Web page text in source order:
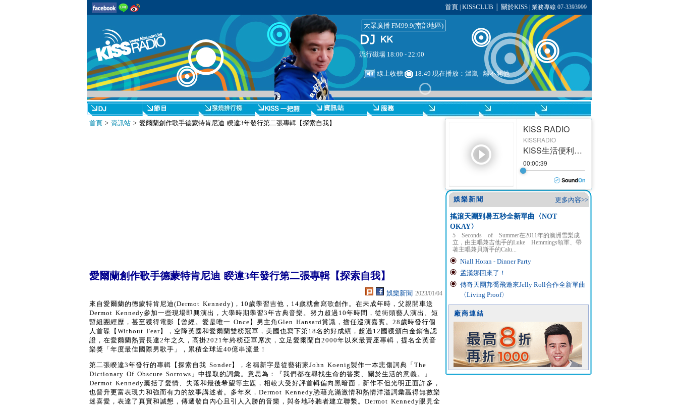
首頁 KISSCLUB 關於KISS| 業務專線 07-3393999
大眾廣播 FM99.9(南部地區)
流行磁場 18:00 - 22:00
線上收聽 18:49 現在播放： 溫嵐- 離不開他
首頁> 資訊站> 愛爾蘭創作歌手德蒙特肯尼迪 睽違3年發行第二張專輯【探索自我】
愛爾蘭創作歌手德蒙特肯尼迪 睽違3年發行第二張專輯【探索自我】
娛樂新聞 2023/01/04
來自愛爾蘭的德蒙特肯尼迪(Dermot Kennedy)，10歲學習吉他，14歲就會寫歌創作。在未成年時，父親開車送
Dermot Kennedy參加一些現場即興演出，大學時期學習3年古典音樂。努力超過10年時間，從街頭藝人演出、短
暫組團經歷，甚至獲得電影【曾經。愛是唯一 Once】男主角Glen Hansard賞識，擔任巡演嘉賓。28歲時發行個
人首碟【Without Fear】，空降英國和愛爾蘭雙榜冠軍，美國也寫下第18名的好成績，超過12國獲頒白金銷售認
證，在愛爾蘭熱賣長達2年之久，高掛2021年終榜亞軍席次，立足愛爾蘭自2000年以來最賣座專輯，提名全英音
樂獎「年度最佳國際男歌手」，累積全球近40億串流量！
第二張睽違3年發行的專輯【探索自我 Sonder】，名稱新字是從藝術家John Koenig製作一本悲傷詞典「The
Dictionary Of Obscure Sorrows」中提取的詞彙。意思為：『我們都在尋找生命的答案、關於生活的意義。』
Dermot Kennedy囊括了愛情、失落和最後希望等主題，相較大受好評首輯偏向黑暗面，新作不但光明正面許多，
也晉升更富表現力和強而有力的故事講述者。多年來，Dermot Kennedy憑藉充滿激情和熱情洋溢詞彙贏得無數樂
迷喜愛，表達了真實和誠懇，傳遞發自內心且引人入勝的音樂，與各地聆聽者建立聯繫。Dermot Kennedy眼見全
更多內容>>
娛樂新聞
搖滾天團到暑五秒全新單曲〈NOT
OKAY〉
5 Seconds of Summer在2011年的澳洲雪梨成
立，由主唱兼吉他手的Luke Hemmings領軍、帶
著主唱兼貝斯手的Calu...
Niall Horan - Dinner Party
孟漢娜回來了！
傳奇天團邦喬飛邀來Jelly Roll合作全新單曲
〈Living Proof〉
廠商連結